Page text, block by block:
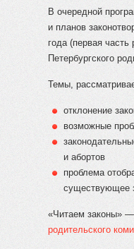
В очередной
и планов
года (первая
Петербургского
Темы,
отклонение
возможные
и абортов
проблема
существующее
«Читаем законы»
родительского